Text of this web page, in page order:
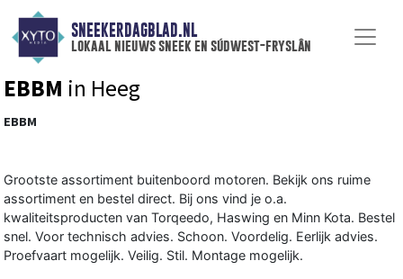
SNEEKERDAGBLAD.NL
lokaal nieuws sneek en súdwest-fryslân
EBBM in Heeg
EBBM
Grootste assortiment buitenboord motoren. Bekijk ons ruime
assortiment en bestel direct. Bij ons vind je o.a.
kwaliteitsproducten van Torqeedo, Haswing en Minn Kota. Bestel
snel. Voor technisch advies. Schoon. Voordelig. Eerlijk advies.
Proefvaart mogelijk. Veilig. Stil. Montage mogelijk.